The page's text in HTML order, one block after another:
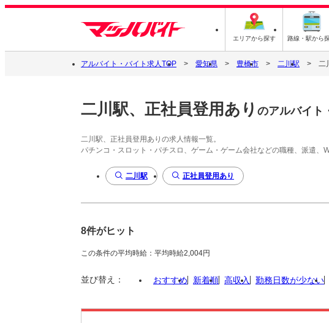
エリアから探す 路線・駅から
アルバイト・バイト求人TOP 愛知県 豊橋市 二川駅 二
二川駅、正社員登用あり のアルバイト
二川駅、正社員登用ありの求人情報一覧。
パチンコ・スロット・パチスロ、ゲーム・ゲーム会社などの職種、派遣、
二川駅 正社員登用あり
8件がヒット
この条件の平均時給：平均時給2,004円
並び替え： おすすめ 新着順 高収入 勤務日数が少ない